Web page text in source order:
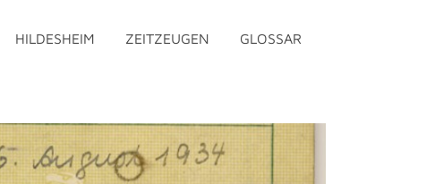
HILDESHEIM ZEITZEUGEN GLOSSAR